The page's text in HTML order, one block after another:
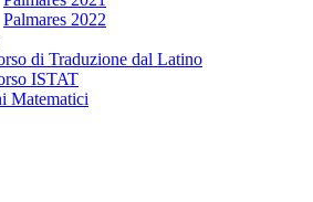
Palmares 2022
di Traduzione dal Latino
ISTAT
Matematici